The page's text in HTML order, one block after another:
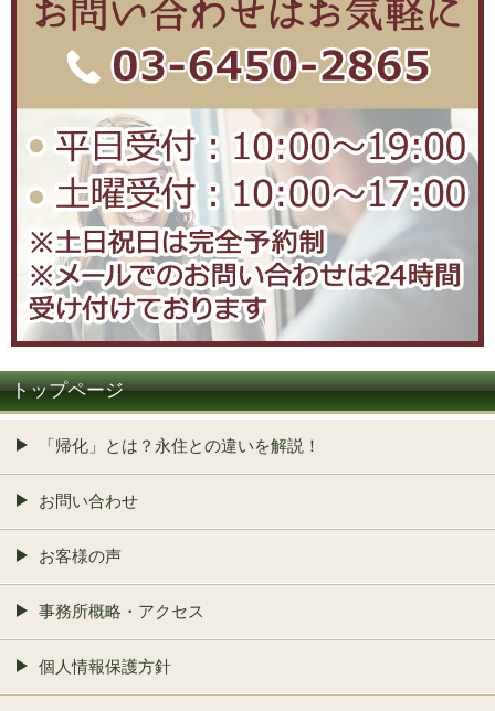
トップページ
「帰化」とは？永住との違いを解説！
お問い合わせ
お客様の声
事務所概略・アクセス
個人情報保護方針